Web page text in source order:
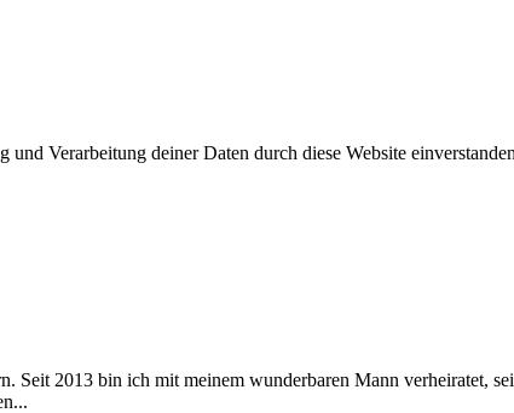
Verarbeitung deiner Daten durch diese Website
Seit 2013 bin ich mit meinem wunderbaren Mann verheiratet,